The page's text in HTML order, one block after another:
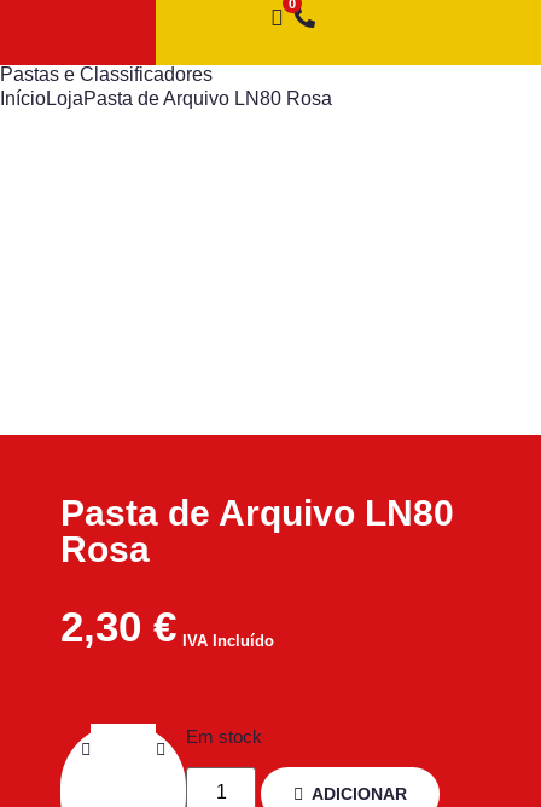
Pastas e Classificadores
InícioLojaPasta de Arquivo LN80 Rosa
Pasta de Arquivo LN80
Rosa
2,30 € IVA Incluído
Em stock
ADICIONAR